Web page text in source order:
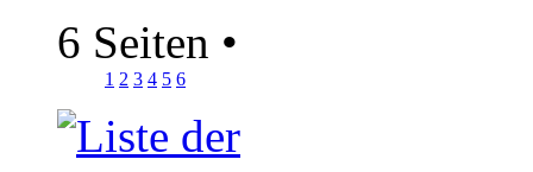
6 Seiten •
1 2 3 4 5 6